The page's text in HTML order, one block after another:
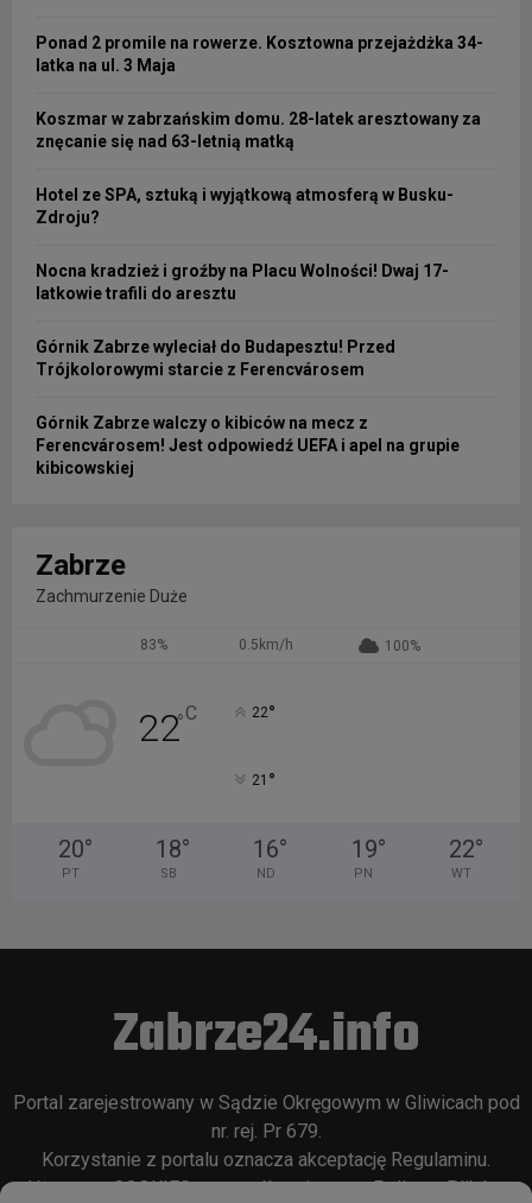
Ponad 2 promile na rowerze. Kosztowna przejażdżka 34-
latka na ul. 3 Maja
Koszmar w zabrzańskim domu. 28-latek aresztowany za
znęcanie się nad 63-letnią matką
Hotel ze SPA, sztuką i wyjątkową atmosferą w Busku-
Zdroju?
Nocna kradzież i groźby na Placu Wolności! Dwaj 17-
latkowie trafili do aresztu
Górnik Zabrze wyleciał do Budapesztu! Przed
Trójkolorowymi starcie z Ferencvárosem
Górnik Zabrze walczy o kibiców na mecz z
Ferencvárosem! Jest odpowiedź UEFA i apel na grupie
kibicowskiej
Zabrze
Zachmurzenie Duże
83% 0.5km/h 100%
22°C 22°
21 °
20°
PT
18°
SB
16°
ND
19°
PN
22°
WT
Zabrze24.info
Portal zarejestrowany w Sądzie Okręgowym w Gliwicach pod
nr. rej. Pr 679.
Korzystanie z portalu oznacza akceptację Regulaminu.
Używamy COOKIES w sposób opisany wPolityce Plików